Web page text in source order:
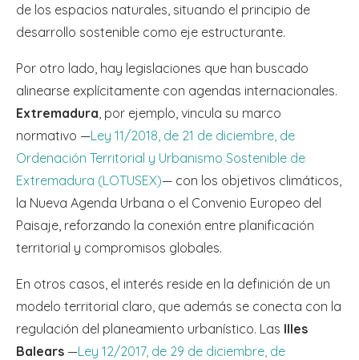
de los espacios naturales, situando el principio de
desarrollo sostenible como eje estructurante.
Por otro lado, hay legislaciones que han buscado
alinearse explícitamente con agendas internacionales.
Extremadura , por ejemplo, vincula su marco
normativo —Ley 11/2018, de 21 de diciembre, de
Ordenación Territorial y Urbanismo Sostenible de
Extremadura (LOTUSEX)— con los objetivos climáticos,
la Nueva Agenda Urbana o el Convenio Europeo del
Paisaje, reforzando la conexión entre planificación
territorial y compromisos globales.
En otros casos, el interés reside en la definición de un
modelo territorial claro, que además se conecta con la
regulación del planeamiento urbanístico. Las Illes
Balears —Ley 12/2017, de 29 de diciembre, de